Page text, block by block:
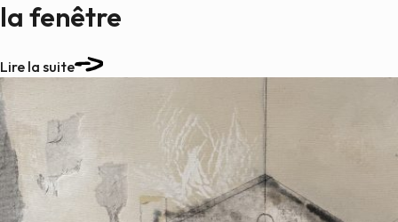
la fenêtre
Lire la suite